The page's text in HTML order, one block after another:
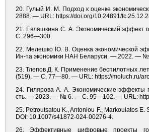
20. Гулый И. М. Подход к оценке
2888. — URL: https://doi.org/10.24891/
21. Евлашкина С. А. Экономический
С. 296—300.
22. Мелешко Ю. В. Оценка экономической
Ин-та экономики НАН Беларуси. — 2022. —
23. Тлепов Д. К. Применение беспилотных
(519). — С. 77—80. — URL: https://moluch.ru/
24. Гилярова А. А. Экономические
сть. — 2023. — № 6. — С. 95—102. — URL:
25. Petroutsatou K., Antoniou F., Markoulatos
DOI: 10.1007/s41872-024-00276-4.
26. Эффективные цифровые проекты